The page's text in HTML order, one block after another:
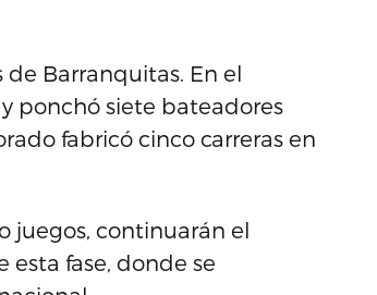
de Barranquitas. En el
ponchó siete bateadores
fabricó cinco carreras en
juegos, continuarán el
esta fase, donde se